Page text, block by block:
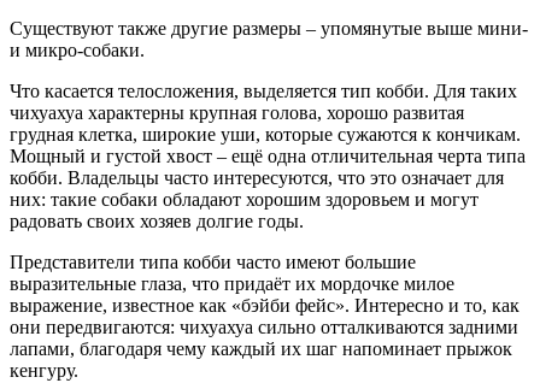
Существуют также другие размеры – упомянутые выше мини-
и микро-собаки.
Что касается телосложения, выделяется тип кобби. Для таких
чихуахуа характерны крупная голова, хорошо развитая
грудная клетка, широкие уши, которые сужаются к кончикам.
Мощный и густой хвост – ещё одна отличительная черта типа
кобби. Владельцы часто интересуются, что это означает для
них: такие собаки обладают хорошим здоровьем и могут
радовать своих хозяев долгие годы.
Представители типа кобби часто имеют большие
выразительные глаза, что придаёт их мордочке милое
выражение, известное как «бэйби фейс». Интересно и то, как
они передвигаются: чихуахуа сильно отталкиваются задними
лапами, благодаря чему каждый их шаг напоминает прыжок
кенгуру.